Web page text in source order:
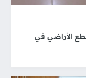
قطع الأراضي في